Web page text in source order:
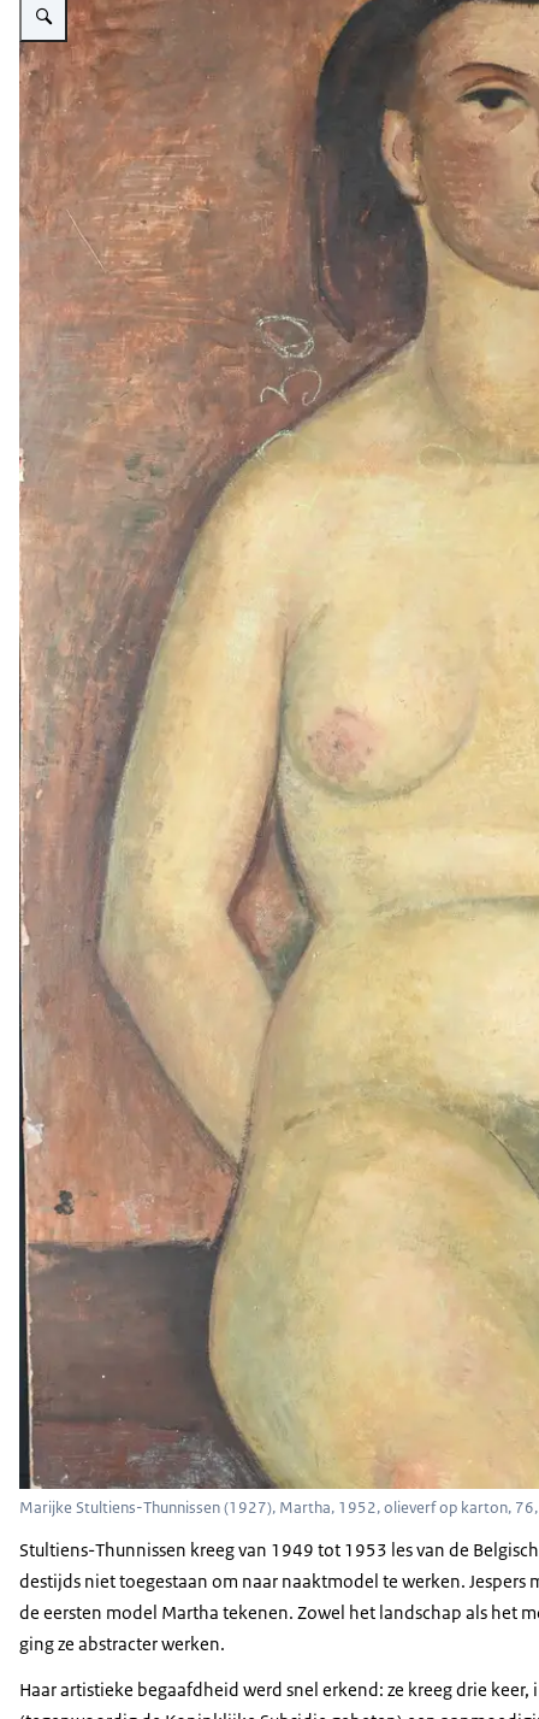
Marijke Stultiens-Thunnissen (1927), Martha, 1952, olieverf op karton,
Stultiens-Thunnissen kreeg van 1949 tot 1953 les van de
destijds niet toegestaan om naar naaktmodel te werken.
de eersten model Martha tekenen. Zowel het landschap als het
ging ze abstracter werken.
Haar artistieke begaafdheid werd snel erkend: ze kreeg drie